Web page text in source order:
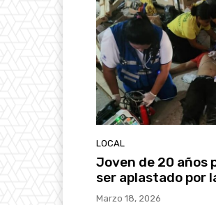
LOCAL
Joven de 20 años
ser aplastado por
Marzo 18, 2026